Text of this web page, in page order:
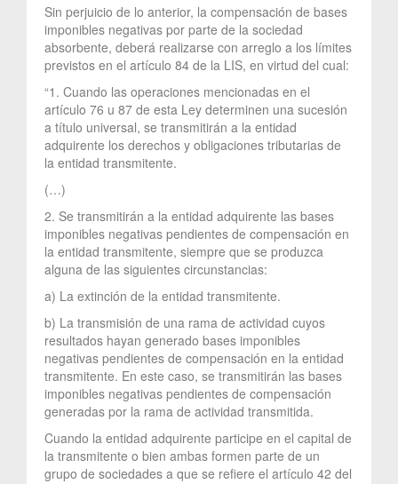
Sin perjuicio de lo anterior, la compensación de bases
imponibles negativas por parte de la sociedad
absorbente, deberá realizarse con arreglo a los límites
previstos en el artículo 84 de la LIS, en virtud del cual:
“1. Cuando las operaciones mencionadas en el
artículo 76 u 87 de esta Ley determinen una sucesión
a título universal, se transmitirán a la entidad
adquirente los derechos y obligaciones tributarias de
la entidad transmitente.
(…)
2. Se transmitirán a la entidad adquirente las bases
imponibles negativas pendientes de compensación en
la entidad transmitente, siempre que se produzca
alguna de las siguientes circunstancias:
a) La extinción de la entidad transmitente.
b) La transmisión de una rama de actividad cuyos
resultados hayan generado bases imponibles
negativas pendientes de compensación en la entidad
transmitente. En este caso, se transmitirán las bases
imponibles negativas pendientes de compensación
generadas por la rama de actividad transmitida.
Cuando la entidad adquirente participe en el capital de
la transmitente o bien ambas formen parte de un
grupo de sociedades a que se refiere el artículo 42 del